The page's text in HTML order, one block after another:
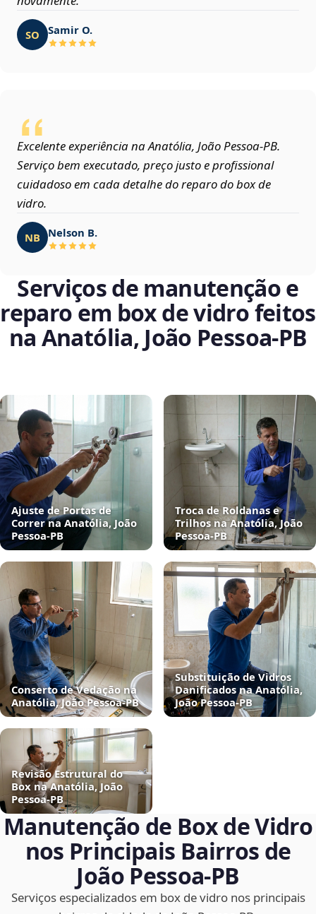
SO Samir O.
Excelente experiência na Anatólia, João Pessoa‑PB.
Serviço bem executado, preço justo e profissional
cuidadoso em cada detalhe do reparo do box de
vidro.
NB Nelson B.
Serviços de manutenção e
reparo em box de vidro feitos
na Anatólia, João Pessoa‑PB
Ajuste de Portas de
Correr na Anatólia, João
Pessoa‑PB
Troca de Roldanas e
Trilhos na Anatólia, João
Pessoa‑PB
Conserto de Vedação na
Anatólia, João Pessoa‑PB
Substituição de Vidros
Danificados na Anatólia,
João Pessoa‑PB
Revisão Estrutural do
Box na Anatólia, João
Pessoa‑PB
Manutenção de Box de Vidro
nos Principais Bairros de
João Pessoa‑PB
Serviços especializados em box de vidro nos principais